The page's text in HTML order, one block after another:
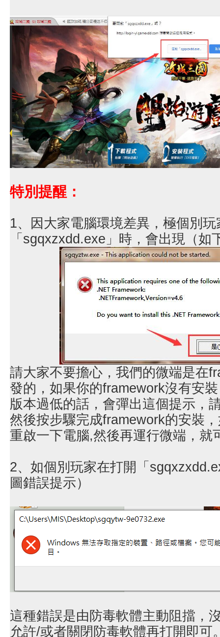
特別提醒：
1、因大家電腦環境差異，極個別
「sgqxzxdd.exe」時，會出現（如
請大家不要擔心，我們的微端是在
發的，如果你的framework沒有安
版本過低的話，會彈出這個提示，
然後按步驟完成framework的安裝
重啟一下電腦,然後再運行微端，就
2、如個別玩家在打開「
圖錯誤提示）
這種錯誤是由防毒軟體主動阻擋，
允許/或者關閉防毒軟體再打開即可